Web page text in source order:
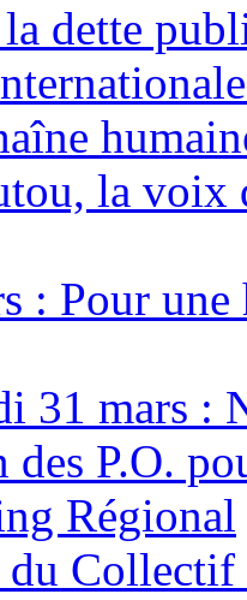
dette
la voix
: Pour
31 mars :
P.O.
Régional
Collectif